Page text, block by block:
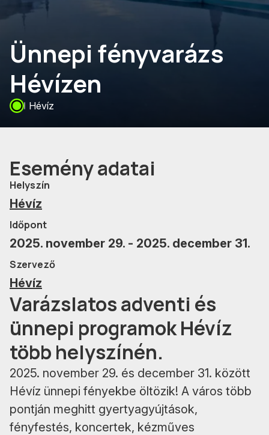
Ünnepi fényvarázs
Hévízen
Hévíz
Esemény adatai
Helyszín
Hévíz
Időpont
2025. november 29. - 2025. december 31.
Szervező
Hévíz
Varázslatos adventi és
ünnepi programok Hévíz
több helyszínén.
2025. november 29. és december 31. között
Hévíz ünnepi fényekbe öltözik! A város több
pontján meghitt gyertyagyújtások,
fényfestés, koncertek, kézműves